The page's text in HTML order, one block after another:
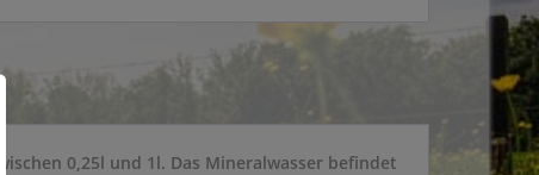
0,25l und 1l. Das Mineralwasser befindet